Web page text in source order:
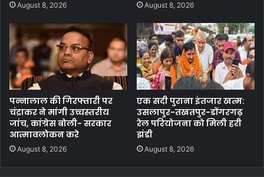
August 8, 2026 August 8, 2026
पन्नालाल की गिरफ्तारी पर
चंद्राकर ने मांगी उच्चस्तरीय
जांच, कांग्रेस बोली- सरकार
आत्मावलोकन करे
August 8, 2026
एक सदी पुराना इंतजार खत्म:
उसलापुर-तखतपुर-डोंगरगढ़
रेल परियोजना को मिली हरी
झंडी
August 8, 2026